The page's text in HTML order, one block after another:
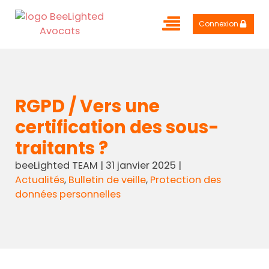
Connexion
RGPD / Vers une
certification des sous-
traitants ?
beeLighted TEAM | 31 janvier 2025 |
Actualités, Bulletin de veille, Protection des
données personnelles